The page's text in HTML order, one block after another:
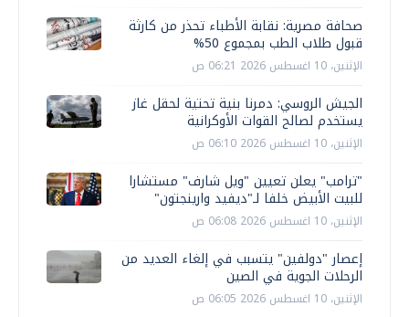
صحافة مصرية: نقابة الأطباء تحذر من كارثة
قبول طلاب الطب بمجموع 50%
الإثنين، 10 اغسطس 2026 06:21 ص
الجيش الروسي: دمرنا بنية تحتية لحقل غاز
يستخدم لصالح القوات الأوكرانية
الإثنين، 10 اغسطس 2026 06:10 ص
"ترامب" يعلن تعيين "ويل شارف" مستشارا
للبيت الأبيض خلفا لـ"ديفيد وارينجتون"
الإثنين، 10 اغسطس 2026 06:08 ص
إعصار "دولفين" يتسبب في إلغاء العديد من
الرحلات الجوية في الصين
الإثنين، 10 اغسطس 2026 06:05 ص